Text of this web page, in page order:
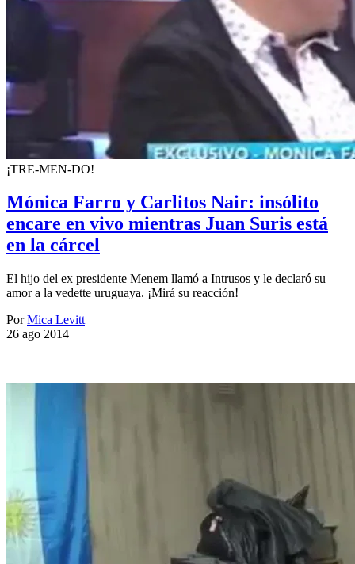
¡TRE-MEN-DO!
Mónica Farro y Carlitos Nair: insólito
encare en vivo mientras Juan Suris está
en la cárcel
El hijo del ex presidente Menem llamó a Intrusos y le declaró su
amor a la vedette uruguaya. ¡Mirá su reacción!
PorMica Levitt
26 ago 2014